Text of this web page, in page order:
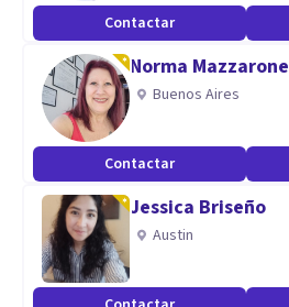
Contactar
Norma Mazzarone
Buenos Aires
Contactar
Jessica Briseño
Austin